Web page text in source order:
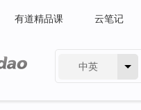
有道精品课 云笔记
中英